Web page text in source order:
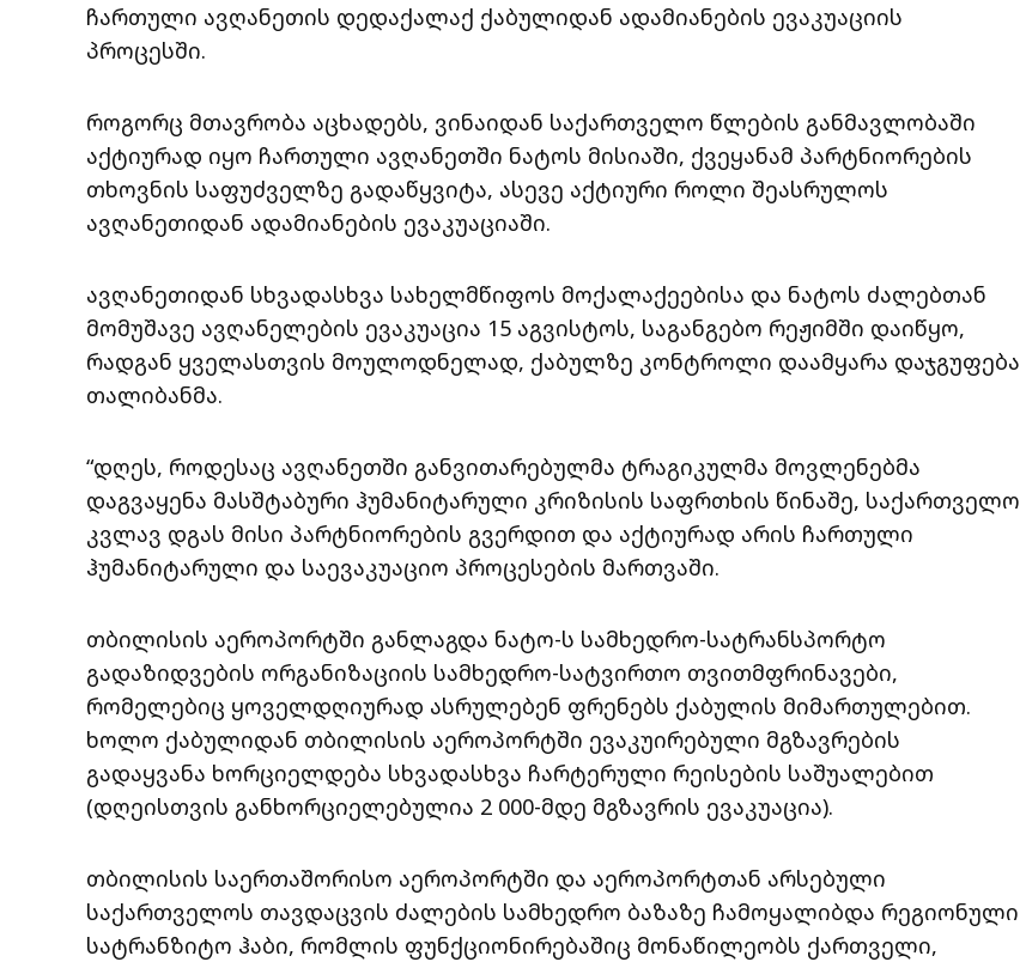
ჩართული ავღანეთის დედაქალაქ ქაბულიდან ადამიანების ევაკუაციის
პროცესში.
როგორც მთავრობა აცხადებს, ვინაიდან საქართველო წლების განმავლობაში
აქტიურად იყო ჩართული ავღანეთში ნატოს მისიაში, ქვეყანამ პარტნიორების
თხოვნის საფუძველზე გადაწყვიტა, ასევე აქტიური როლი შეასრულოს
ავღანეთიდან ადამიანების ევაკუაციაში.
ავღანეთიდან სხვადასხვა სახელმწიფოს მოქალაქეებისა და ნატოს ძალებთან
მომუშავე ავღანელების ევაკუაცია 15 აგვისტოს, საგანგებო რეჟიმში დაიწყო,
რადგან ყველასთვის მოულოდნელად, ქაბულზე კონტროლი დაამყარა დაჯგუფება
თალიბანმა.
“დღეს, როდესაც ავღანეთში განვითარებულმა ტრაგიკულმა მოვლენებმა
დაგვაყენა მასშტაბური ჰუმანიტარული კრიზისის საფრთხის წინაშე, საქართველო
კვლავ დგას მისი პარტნიორების გვერდით და აქტიურად არის ჩართული
ჰუმანიტარული და საევაკუაციო პროცესების მართვაში.
თბილისის აეროპორტში განლაგდა ნატო-ს სამხედრო-სატრანსპორტო
გადაზიდვების ორგანიზაციის სამხედრო-სატვირთო თვითმფრინავები,
რომელებიც ყოველდღიურად ასრულებენ ფრენებს ქაბულის მიმართულებით.
ხოლო ქაბულიდან თბილისის აეროპორტში ევაკუირებული მგზავრების
გადაყვანა ხორციელდება სხვადასხვა ჩარტერული რეისების საშუალებით
(დღეისთვის განხორციელებულია 2 000-მდე მგზავრის ევაკუაცია).
თბილისის საერთაშორისო აეროპორტში და აეროპორტთან არსებული
საქართველოს თავდაცვის ძალების სამხედრო ბაზაზე ჩამოყალიბდა რეგიონული
სატრანზიტო ჰაბი, რომლის ფუნქციონირებაშიც მონაწილეობს ქართველი,